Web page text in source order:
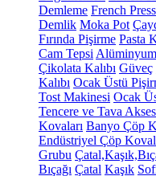
Demleme French Press
Demlik Moka Pot
Fırında Pişirme Pasta
Cam Tepsi
Çikolata Kalıbı Güveç
Kalıbı Ocak Üstü
Tost Makinesi Ocak
Tencere ve Tava
Kovaları Banyo Çöp
Endüstriyel Çöp
Grubu
Bıçağı Çatal Kaşık